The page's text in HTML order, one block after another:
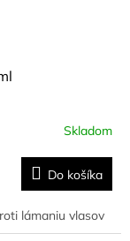
Skladom
Do košíka
lámaniu vlasov